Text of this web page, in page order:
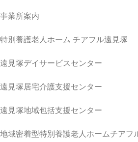
事業所案内
特別養護老人ホーム チアフル遠見塚
遠見塚デイサービスセンター
遠見塚居宅介護支援センター
遠見塚地域包括支援センター
地域密着型特別養護老人ホームチアフ